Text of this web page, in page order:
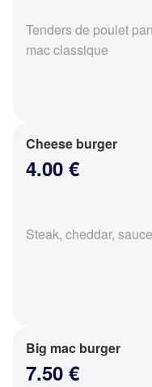
Tenders de poulet
mac classique
Cheese burger
4.00 €
Steak, cheddar,
Big mac burger
7.50 €